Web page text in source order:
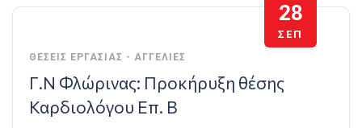
28
ΣΕΠ
ΘΈΣΕΙΣ ΕΡΓΑΣΊΑΣ - ΑΓΓΕΛΊΕΣ
Γ.Ν Φλώρινας: Προκήρυξη θέσης
Καρδιολόγου Επ. Β